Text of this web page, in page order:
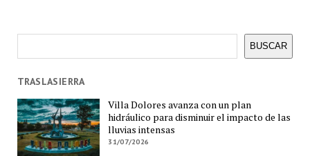
BUSCAR
TRASLASIERRA
Villa Dolores avanza con un plan
hidráulico para disminuir el impacto de las
lluvias intensas
31/07/2026